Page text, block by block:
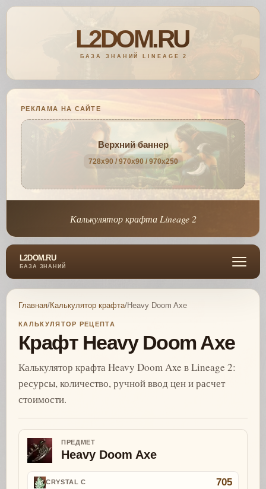
РЕКЛАМА НА САЙТЕ
Верхний баннер
728x90 / 970x90 / 970x250
Калькулятор крафта Lineage 2
L2DOM.RU
БАЗА ЗНАНИЙ
Главная/Калькулятор крафта/Heavy Doom Axe
КАЛЬКУЛЯТОР РЕЦЕПТА
Крафт Heavy Doom Axe
Калькулятор крафта Heavy Doom Axe в Lineage 2:
ресурсы, количество, ручной ввод цен и расчет
стоимости.
ПРЕДМЕТ
Heavy Doom Axe
CRYSTAL C 705